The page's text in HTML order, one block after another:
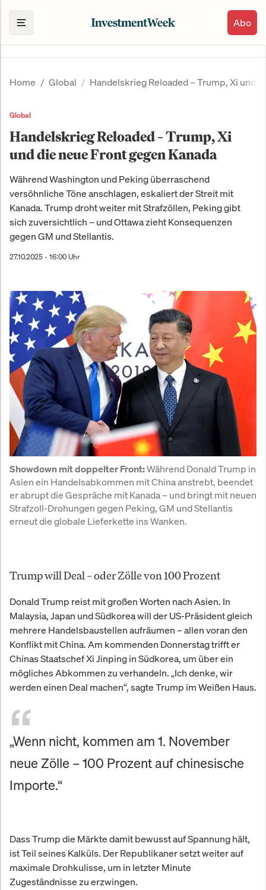
Abo
Home Global Handelskrieg Reloaded – Trump, Xi und
Global
Handelskrieg Reloaded – Trump, Xi
und die neue Front gegen Kanada
Während Washington und Peking überraschend
versöhnliche Töne anschlagen, eskaliert der Streit mit
Kanada. Trump droht weiter mit Strafzöllen, Peking gibt
sich zuversichtlich – und Ottawa zieht Konsequenzen
gegen GM und Stellantis.
27.10.2025 - 16:00 Uhr
Showdown mit doppelter Front: Während Donald Trump in
Asien ein Handelsabkommen mit China anstrebt, beendet
er abrupt die Gespräche mit Kanada – und bringt mit neuen
Strafzoll-Drohungen gegen Peking, GM und Stellantis
erneut die globale Lieferkette ins Wanken.
Trump will Deal – oder Zölle von 100 Prozent
Donald Trump reist mit großen Worten nach Asien. In
Malaysia, Japan und Südkorea will der US-Präsident gleich
mehrere Handelsbaustellen aufräumen – allen voran den
Konflikt mit China. Am kommenden Donnerstag trifft er
Chinas Staatschef Xi Jinping in Südkorea, um über ein
mögliches Abkommen zu verhandeln. „Ich denke, wir
werden einen Deal machen“, sagte Trump im Weißen Haus.
„Wenn nicht, kommen am 1. November
neue Zölle – 100 Prozent auf chinesische
Importe.“
Dass Trump die Märkte damit bewusst auf Spannung hält,
ist Teil seines Kalküls. Der Republikaner setzt weiter auf
maximale Drohkulisse, um in letzter Minute
Zugeständnisse zu erzwingen.